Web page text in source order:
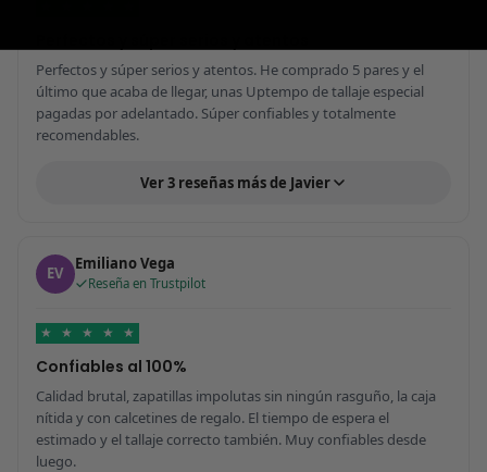
Perfectos y súper serios y atentos. He comprado 5 pares y el
último que acaba de llegar, unas Uptempo de tallaje especial
pagadas por adelantado. Súper confiables y totalmente
recomendables.
Ver 3 reseñas más de Javier
EV Emiliano Vega
Reseña en Trustpilot
★ ★ ★ ★ ★
Confiables al 100%
Calidad brutal, zapatillas impolutas sin ningún rasguño, la caja
nítida y con calcetines de regalo. El tiempo de espera el
estimado y el tallaje correcto también. Muy confiables desde
luego.